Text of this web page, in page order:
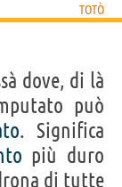
TOTÒ
dove, di là
può
. Significa
più duro
di tutte